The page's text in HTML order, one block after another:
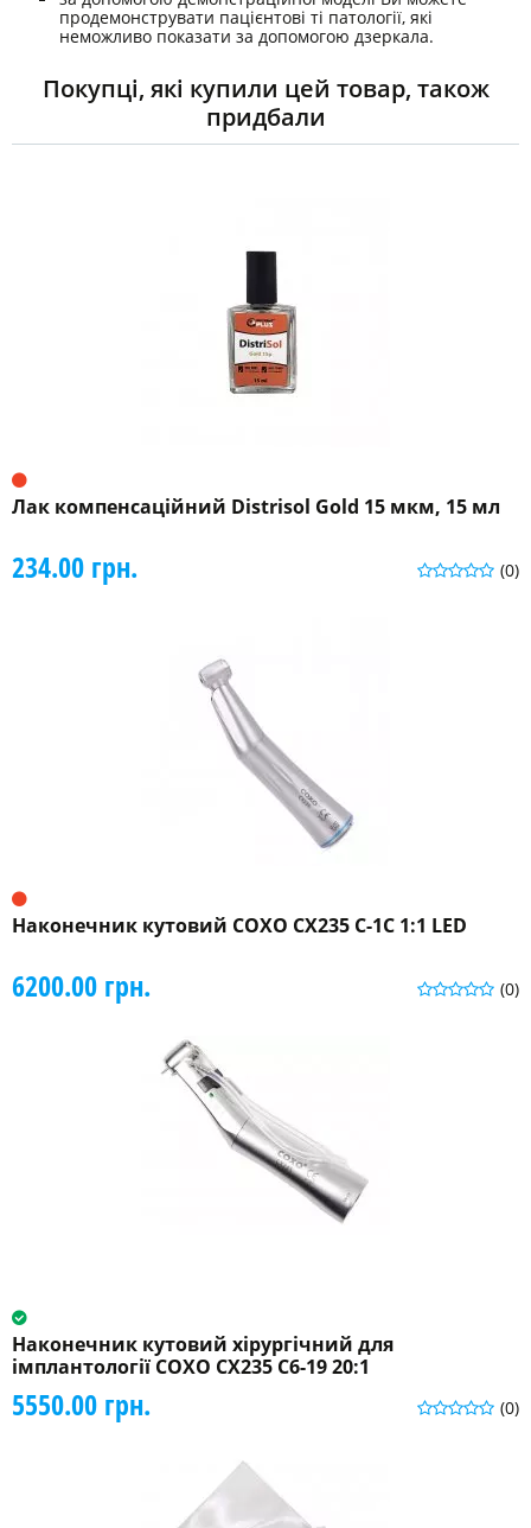
продемонструвати пацієнтові ті патології, які
неможливо показати за допомогою дзеркала.
Покупці, які купили цей товар, також
придбали
Лак компенсаційний Distrisol Gold 15 мкм, 15 мл
(0)
234.00 грн.
Наконечник кутовий COXO CX235 C-1C 1:1 LED
(0)
6200.00 грн.
Наконечник кутовий хірургічний для
імплантології COXO CX235 C6-19 20:1
(0)
5550.00 грн.